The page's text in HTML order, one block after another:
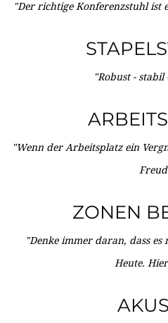
"Der richtige Konferenzstuhl
"Robust -
"Wenn der Arbeitsplatz ein
ZONEN
"Denke immer daran, dass
Heute.